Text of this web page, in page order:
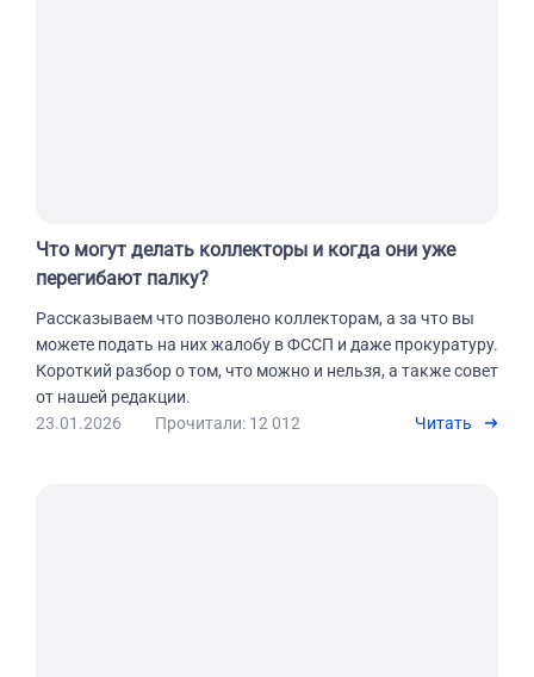
Что могут делать коллекторы и когда они уже
перегибают палку?
Рассказываем что позволено коллекторам, а за что вы
можете подать на них жалобу в ФССП и даже прокуратуру.
Короткий разбор о том, что можно и нельзя, а также совет
от нашей редакции.
23.01.2026
Прочитали: 12 012 Читать